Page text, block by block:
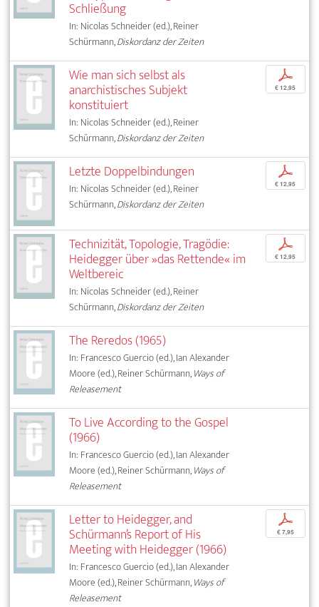
Schließung
In: Nicolas Schneider (ed.), Reiner
Schürmann,Diskordanz der Zeiten
Wie man sich selbst als
anarchistisches Subjekt
konstituiert
In: Nicolas Schneider (ed.), Reiner
Schürmann,Diskordanz der Zeiten
p
€ 12,95
Letzte Doppelbindungen
In: Nicolas Schneider (ed.), Reiner
Schürmann,Diskordanz der Zeiten
p
€ 12,95
Technizität, Topologie, Tragödie:
Heidegger über »das Rettende« im
Weltbereic
In: Nicolas Schneider (ed.), Reiner
Schürmann,Diskordanz der Zeiten
p
€ 12,95
The Reredos (1965)
In: Francesco Guercio (ed.), Ian Alexander
Moore (ed.), Reiner Schürmann,Ways of
Releasement
To Live According to the Gospel
(1966)
In: Francesco Guercio (ed.), Ian Alexander
Moore (ed.), Reiner Schürmann,Ways of
Releasement
Letter to Heidegger, and
Schürmann’s Report of His
Meeting with Heidegger (1966)
In: Francesco Guercio (ed.), Ian Alexander
Moore (ed.), Reiner Schürmann,Ways of
Releasement
p
€ 7,95